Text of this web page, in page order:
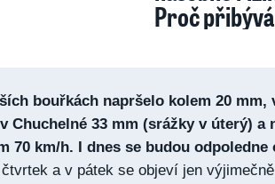
Proč
bouřkách napršelo kolem 20 mm,
Chuchelné 33 mm (srážky v úterý) a
70 km/h. I dnes se budou
a v pátek se objeví jen